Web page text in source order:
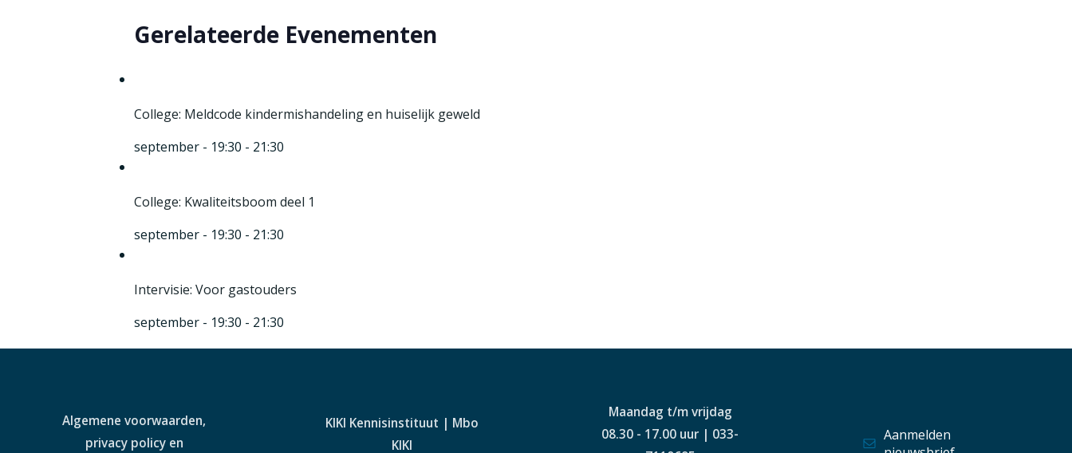
Gerelateerde Evenementen
College: Meldcode kindermishandeling en huiselijk geweld
september - 19:30 - 21:30
College: Kwaliteitsboom deel 1
september - 19:30 - 21:30
Intervisie: Voor gastouders
september - 19:30 - 21:30
Algemene voorwaarden,
privacy policy en
KIKI Kennisinstituut | Mbo
KIKI
Maandag t/m vrijdag
08.30 - 17.00 uur | 033-
Aanmelden